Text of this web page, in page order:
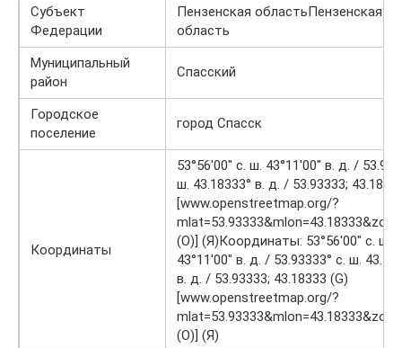
Субъект
Федерации
Пензенская областьПензенская
область
Муниципальный
район
Спасский
Городское
поселение
город Спасск
Координаты
53°56′00″ с. ш. 43°11′00″ в. д. /
ш. 43.18333° в. д. / 53.93333;
[www.openstreetmap.org/?
(O)] (Я)Координаты: 53°56′00″ с. ш.
43°11′00″ в. д. / 53.93333° с. ш.
в. д. / 53.93333; 43.18333 (G)
[www.openstreetmap.org/?
(O)] (Я)